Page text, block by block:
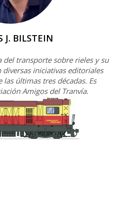
J. BILSTEIN
transporte sobre rieles y su
iniciativas editoriales
las últimas tres décadas. Es
Amigos del Tranvía.